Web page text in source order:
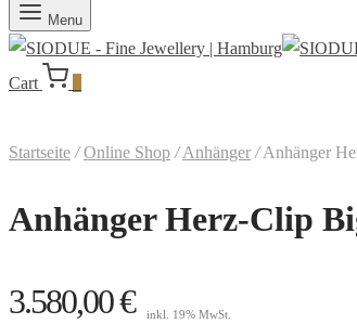
Menu
Cart
Startseite / Online Shop / Anhänger /Anhänger
Anhänger Herz-Clip
3.580,00€ inkl. 19% MwSt.